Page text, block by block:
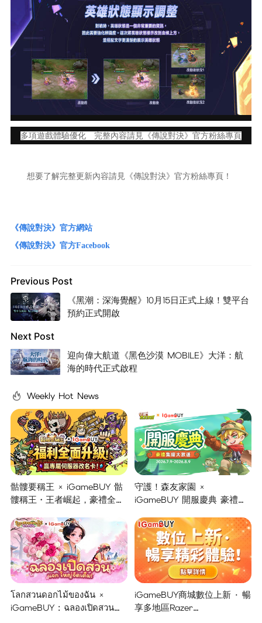
多項遊戲體驗優化 完整內容請見《傳說對決》官方粉絲專頁
想要了解完整更新內容請見《傳說對決》官方粉絲專頁！
《傳說對決》官方網站
《傳說對決》官方Facebook
Previous Post
《黑潮：深海覺醒》10月15日正式上線！雙平台
預約正式開啟
Next Post
迎向偉大航道《黑色沙漠 MOBILE》大洋：航
海的時代正式啟程
Weekly Hot News
骷髏要稱王 × iGameBUY 骷
髏稱王・王者崛起，豪禮全面
守護！森友家園 ×
iGameBUY 開服慶典 豪禮集
โลกสวนดอกไม้ของฉัน ×
iGameBUY : ฉลองเปิดสวน
iGameBUY商城數位上新 · 暢
享多地區Razer